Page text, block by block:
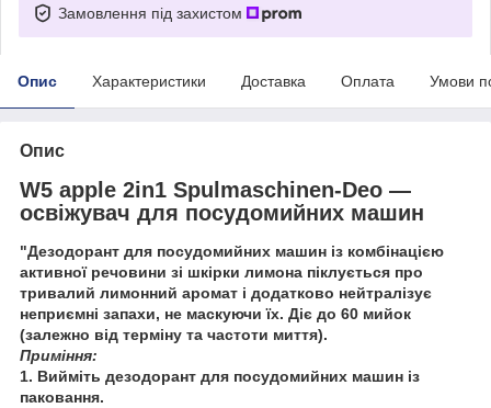
Замовлення під захистом
Опис Характеристики Доставка Оплата Умови
Опис
W5 apple 2in1 Spulmaschinen-Deo —
освіжувач для посудомийних машин
"Дезодорант для посудомийних машин із комбінацією
активної речовини зі шкірки лимона піклується про
тривалий лимонний аромат і додатково нейтралізує
неприємні запахи, не маскуючи їх. Діє до 60 мийок
(залежно від терміну та частоти миття).
Приміння:
1. Вийміть дезодорант для посудомийних машин із
паковання.